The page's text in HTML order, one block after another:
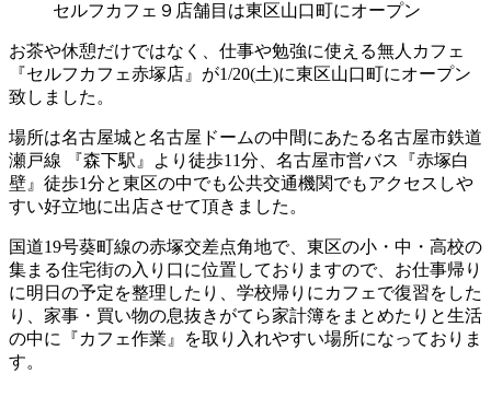
セルフカフェ９店舗目は東区山口町にオープン
お茶や休憩だけではなく、仕事や勉強に使える無人カフェ
『セルフカフェ赤塚店』が1/20(土)に東区山口町にオープン
致しました。
場所は名古屋城と名古屋ドームの中間にあたる名古屋市鉄道
瀬戸線 『森下駅』より徒歩11分、名古屋市営バス『赤塚白
壁』徒歩1分と東区の中でも公共交通機関でもアクセスしや
すい好立地に出店させて頂きました。
国道19号葵町線の赤塚交差点角地で、東区の小・中・高校の
集まる住宅街の入り口に位置しておりますので、お仕事帰り
に明日の予定を整理したり、学校帰りにカフェで復習をした
り、家事・買い物の息抜きがてら家計簿をまとめたりと生活
の中に『カフェ作業』を取り入れやすい場所になっておりま
す。